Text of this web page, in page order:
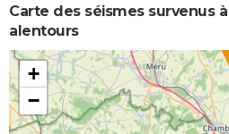
Inondations
Coulées de
Boue
Carte des séismes survenus
alentours
+
−